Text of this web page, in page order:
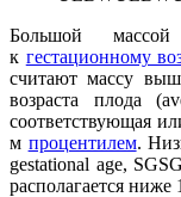
Большой
к гестационному
считают массу
возраста плода
соответствующая
м процентилем.
gestational age,
располагается ниже